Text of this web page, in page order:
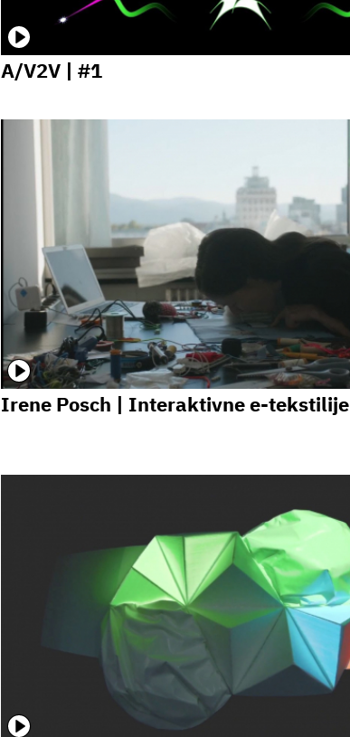
A/V2V | #1
Irene Posch | Interaktivne e-tekstilije